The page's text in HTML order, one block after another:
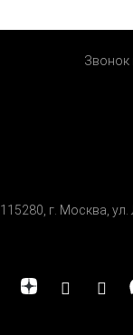
Звонок
115280, г. Москва,